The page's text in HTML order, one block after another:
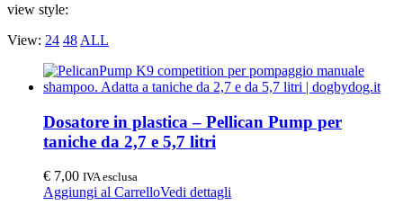
view style:
View: 24 48 ALL
Dosatore in plastica – Pellican Pump per
taniche da 2,7 e 5,7 litri
€ 7,00 IVA esclusa
Aggiungi al CarrelloVedi dettagli